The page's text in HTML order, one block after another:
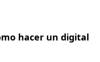
hacer un digital